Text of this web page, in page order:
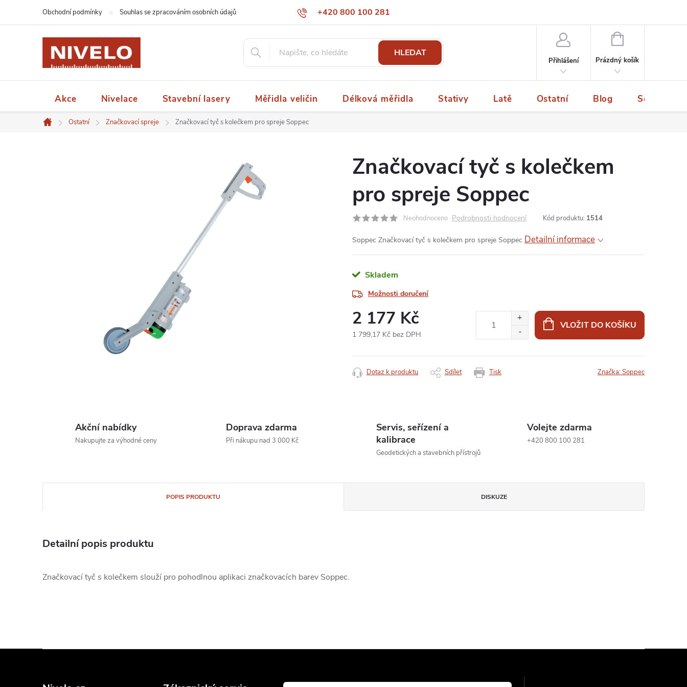
+420 800 100 281
papaspol@papaspol.cz
Obchodní podmínky Souhlas se zpracováním osobních údajů
HLEDAT
Přihlášení
NÁKUPNÍ
Prázdný košík
Akce Nivelace Stavební lasery Měřidla veličin Délková měřidla Stativy Latě Ostatní Blog Servis a
Domů
Ostatní Značkovací spreje Značkovací tyč s kolečkem pro spreje Soppec
Značkovací tyč s kolečkem
pro spreje Soppec
Neohodnoceno Podrobnosti hodnocení Kód produktu: 1514
Soppec Značkovací tyč s kolečkem pro spreje Soppec Detailní informace
Skladem
Možnosti doručení
2 177 Kč
1 799,17 Kč bez DPH
cena:
VLOŽIT DO KOŠÍKU
Tisk
Dotaz k produktu Sdílet Značka:Soppec
Akční nabídky
Nakupujte za výhodné ceny
Doprava zdarma
Při nákupu nad 3 000 Kč
Servis, seřízení a
kalibrace
Geodetických a stavebních přístrojů
Volejte zdarma
+420 800 100 281
POPIS PRODUKTU DISKUZE
Detailní popis produktu
Značkovací tyč s kolečkem slouží pro pohodlnou aplikaci značkovacích barev Soppec.